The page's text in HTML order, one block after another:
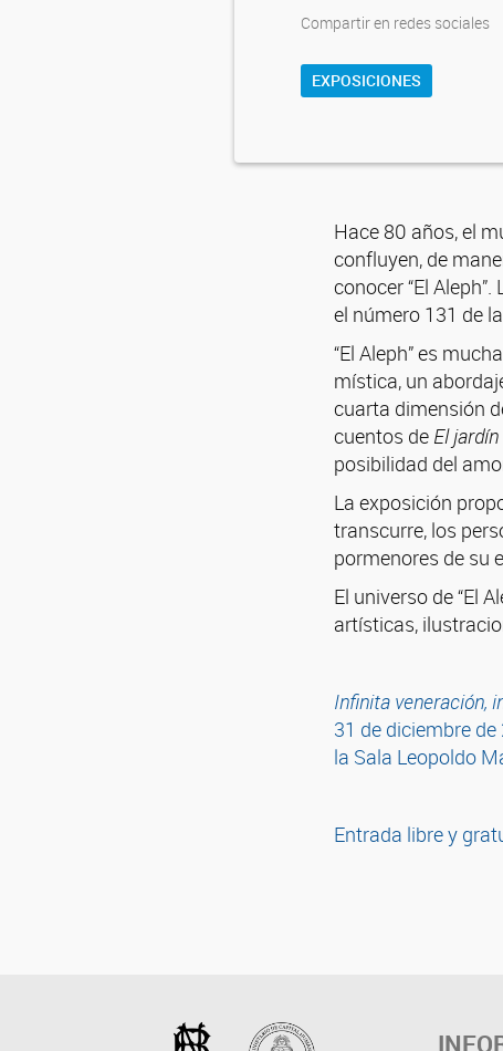
Compartir en redes sociales
EXPOSICIONES
Hace 80 años, el
confluyen, de
conocer “El
el número 131 de
“El Aleph” es
mística, un
cuarta dimensión
cuentos de El
posibilidad del
La exposición
transcurre, los
pormenores de su
El universo de “El
artísticas,
Infinita veneración,
31 de diciembre
la Sala Leopoldo
Entrada libre y